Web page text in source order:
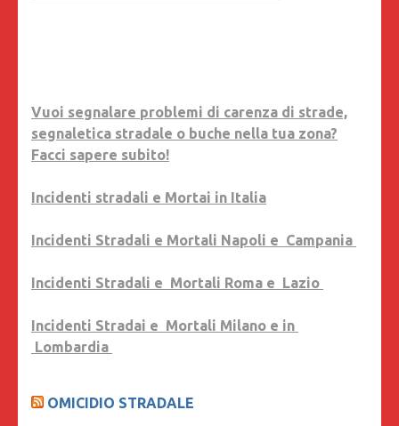
Vuoi segnalare problemi di carenza di strade,
segnaletica stradale o buche nella tua zona?
Facci sapere subito!
Incidenti stradali e Mortai in Italia
Incidenti Stradali e Mortali Napoli e Campania
Incidenti Stradali e Mortali Roma e Lazio
Incidenti Stradai e Mortali Milano e in
Lombardia
OMICIDIO STRADALE